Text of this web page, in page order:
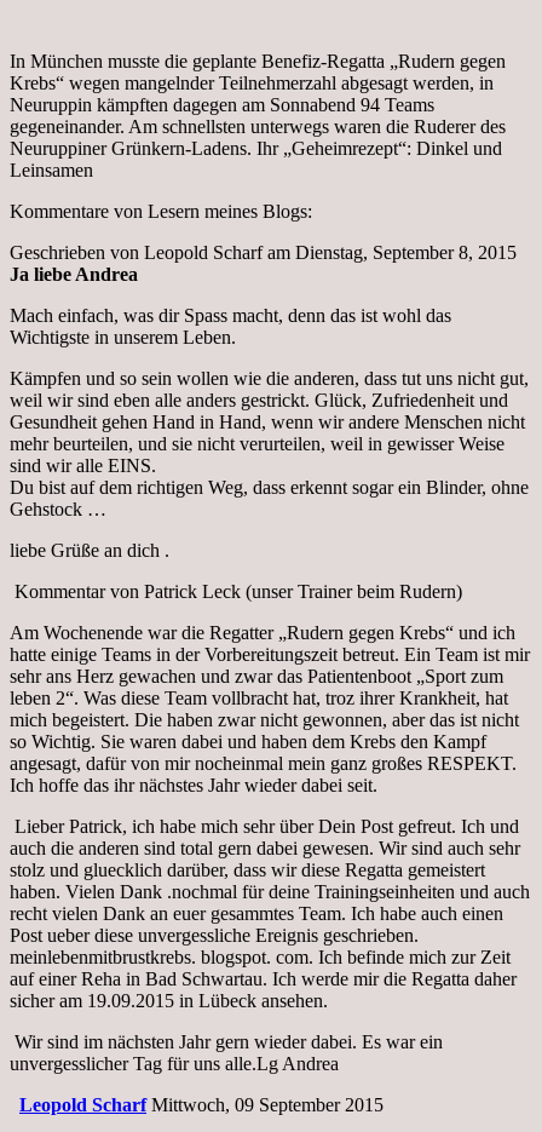
In München musste die geplante Benefiz-Regatta „Rudern gegen
Krebs“ wegen mangelnder Teilnehmerzahl abgesagt werden, in
Neuruppin kämpften dagegen am Sonnabend 94 Teams
gegeneinander. Am schnellsten unterwegs waren die Ruderer des
Neuruppiner Grünkern-Ladens. Ihr „Geheimrezept“: Dinkel und
Leinsamen
Kommentare von Lesern meines Blogs:
Geschrieben von Leopold Scharf am Dienstag, September 8, 2015
Ja liebe Andrea
Mach einfach, was dir Spass macht, denn das ist wohl das
Wichtigste in unserem Leben.
Kämpfen und so sein wollen wie die anderen, dass tut uns nicht gut,
weil wir sind eben alle anders gestrickt. Glück, Zufriedenheit und
Gesundheit gehen Hand in Hand, wenn wir andere Menschen nicht
mehr beurteilen, und sie nicht verurteilen, weil in gewisser Weise
sind wir alle EINS.
Du bist auf dem richtigen Weg, dass erkennt sogar ein Blinder, ohne
Gehstock …
liebe Grüße an dich .
Kommentar von Patrick Leck (unser Trainer beim Rudern)
Am Wochenende war die Regatter „Rudern gegen Krebs“ und ich
hatte einige Teams in der Vorbereitungszeit betreut. Ein Team ist mir
sehr ans Herz gewachen und zwar das Patientenboot „Sport zum
leben 2“. Was diese Team vollbracht hat, troz ihrer Krankheit, hat
mich begeistert. Die haben zwar nicht gewonnen, aber das ist nicht
so Wichtig. Sie waren dabei und haben dem Krebs den Kampf
angesagt, dafür von mir nocheinmal mein ganz großes RESPEKT.
Ich hoffe das ihr nächstes Jahr wieder dabei seit.
Lieber Patrick, ich habe mich sehr über Dein Post gefreut. Ich und
auch die anderen sind total gern dabei gewesen. Wir sind auch sehr
stolz und gluecklich darüber, dass wir diese Regatta gemeistert
haben. Vielen Dank .nochmal für deine Trainingseinheiten und auch
recht vielen Dank an euer gesammtes Team. Ich habe auch einen
Post ueber diese unvergessliche Ereignis geschrieben.
meinlebenmitbrustkrebs. blogspot. com. Ich befinde mich zur Zeit
auf einer Reha in Bad Schwartau. Ich werde mir die Regatta daher
sicher am 19.09.2015 in Lübeck ansehen.
Wir sind im nächsten Jahr gern wieder dabei. Es war ein
unvergesslicher Tag für uns alle.Lg Andrea
Leopold Scharf Mittwoch, 09 September 2015